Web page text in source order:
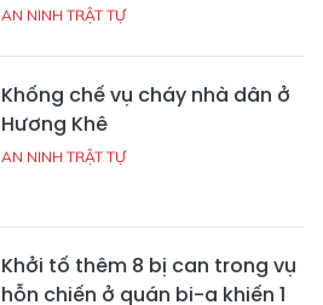
AN NINH TRẬT TỰ
Khống chế vụ cháy nhà dân ở
Hương Khê
AN NINH TRẬT TỰ
Khởi tố thêm 8 bị can trong vụ
hỗn chiến ở quán bi-a khiến 1